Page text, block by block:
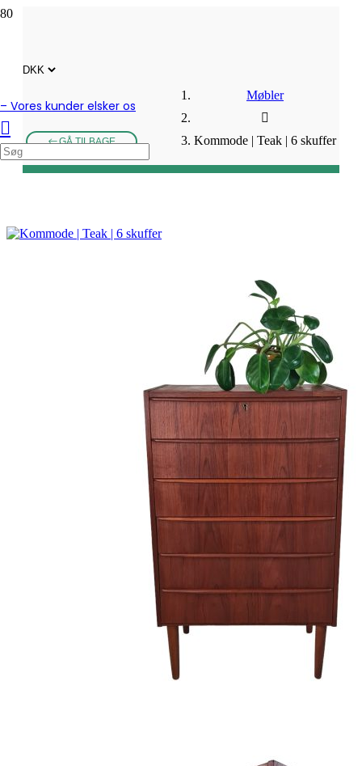
– Vores kunder elsker os
GÅ TILBAGE
Møbler
Kommode | Teak | 6 skuffer